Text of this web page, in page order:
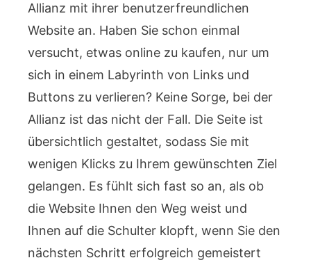
Allianz mit ihrer benutzerfreundlichen
Website an. Haben Sie schon einmal
versucht, etwas online zu kaufen, nur um
sich in einem Labyrinth von Links und
Buttons zu verlieren? Keine Sorge, bei der
Allianz ist das nicht der Fall. Die Seite ist
übersichtlich gestaltet, sodass Sie mit
wenigen Klicks zu Ihrem gewünschten Ziel
gelangen. Es fühlt sich fast so an, als ob
die Website Ihnen den Weg weist und
Ihnen auf die Schulter klopft, wenn Sie den
nächsten Schritt erfolgreich gemeistert